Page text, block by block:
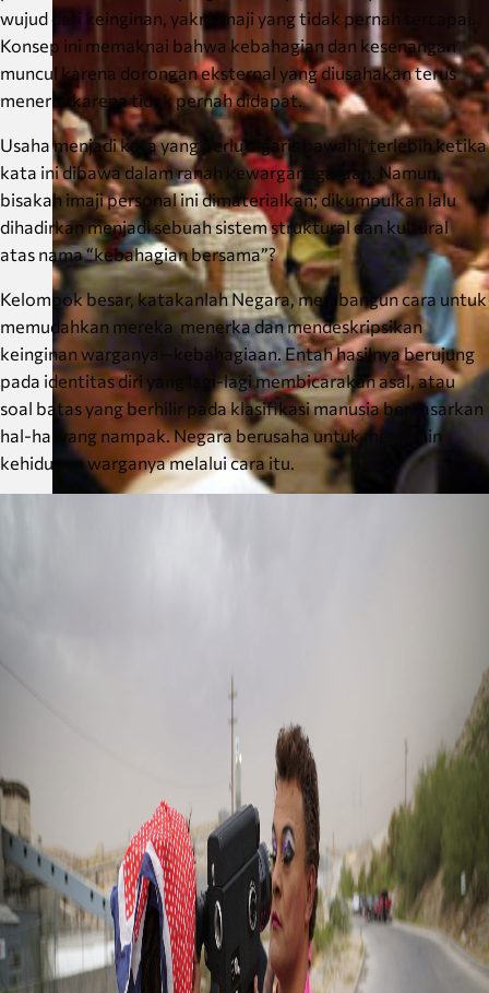
wujud dari keinginan, yakni imaji yang tidak pernah tercapai.
Konsep ini memaknai bahwa kebahagian dan kesenangan
muncul karena dorongan eksternal yang diusahakan terus
menerus karena tidak pernah didapat.
Usaha menjadi kata yang perlu digaris bawahi, terlebih ketika
kata ini dibawa dalam ranah kewarganegaraan. Namun,
bisakah imaji personal ini dimaterialkan; dikumpulkan lalu
dihadirkan menjadi sebuah sistem struktural dan kultural
atas nama “kebahagian bersama”?
Kelompok besar, katakanlah Negara, membangun cara untuk
memudahkan mereka menerka dan mendeskripsikan
keinginan warganya—kebahagiaan. Entah hasilnya berujung
pada identitas diri yang lagi-lagi membicarakan asal, atau
soal batas yang berhilir pada klasifikasi manusia berdasarkan
hal-hal yang nampak. Negara berusaha untuk menjamin
kehidupan warganya melalui cara itu.